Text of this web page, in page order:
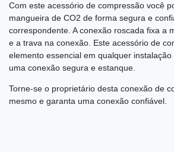
Com este acessório de compressão você
mangueira de CO2 de forma segura e
correspondente. A conexão roscada fixa a
e a trava na conexão. Este acessório de
elemento essencial em qualquer
uma conexão segura e estanque.
Torne-se o proprietário desta conexão de
mesmo e garanta uma conexão confiável.